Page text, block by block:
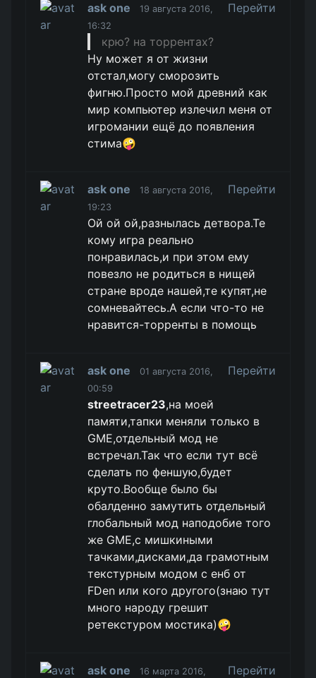
ask one
19 августа 2016,
16:32
Перейти
крю? на торрентах?
Ну может я от жизни
отстал,могу сморозить
фигню.Просто мой древний как
мир компьютер излечил меня от
игромании ещё до появления
стима🤪
ask one
18 августа 2016,
19:23
Перейти
Ой ой ой,разнылась детвора.Те
кому игра реально
понравилась,и при этом ему
повезло не родиться в нищей
стране вроде нашей,те купят,не
сомневайтесь.А если что-то не
нравится-торренты в помощь
ask one
01 августа 2016,
00:59
Перейти
streetracer23,на моей
памяти,тапки меняли только в
GME,отдельный мод не
встречал.Так что если тут всё
сделать по феншую,будет
круто.Вообще было бы
обалденно замутить отдельный
глобальный мод наподобие того
же GME,с мишкиными
тачками,дисками,да грамотным
текстурным модом с енб от
FDen или кого другого(знаю тут
много народу грешит
ретекстуром мостика)🤪
ask one
16 марта 2016,
Перейти